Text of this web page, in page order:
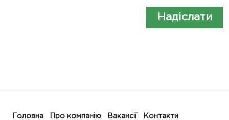
Надіслати
Головна Про компанію Вакансії Контакти